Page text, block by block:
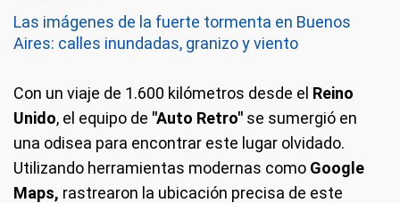
Las imágenes de la fuerte tormenta en Buenos
Aires: calles inundadas, granizo y viento
Con un viaje de 1.600 kilómetros desde el Reino
Unido, el equipo de "Auto Retro" se sumergió en
una odisea para encontrar este lugar olvidado.
Utilizando herramientas modernas como Google
Maps, rastrearon la ubicación precisa de este